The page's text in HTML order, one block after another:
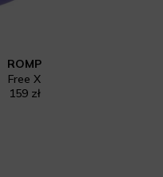
ROMP
Free X
159 zł